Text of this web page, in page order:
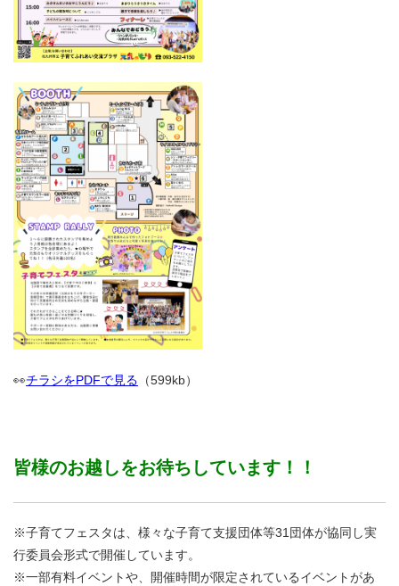
👀チラシをPDFで見る （599kb）
皆様のお越しをお待ちしています！！
※子育てフェスタは、様々な子育て支援団体等31団体が協同し実
行委員会形式で開催しています。
※一部有料イベントや、開催時間が限定されているイベントがあ